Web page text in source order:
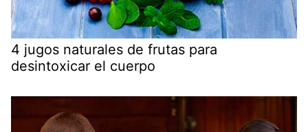
4 jugos naturales de frutas para
desintoxicar el cuerpo